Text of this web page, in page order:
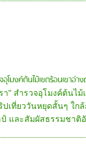
อุโมงค์ต้นไม้เขตร้อนเขาอ่าง
า" สำรวจอุโมงค์ต้นไม้
เที่ยววันหยุดสั้นๆ ใกล้
และสัมผัสธรรมชาติ